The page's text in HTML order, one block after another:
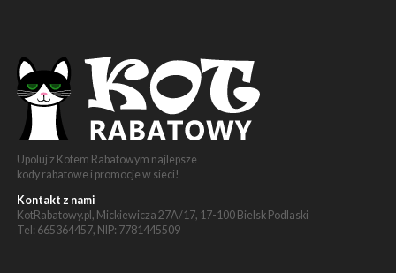
Upoluj z Kotem Rabatowym najlepsze
kody rabatowe i promocje w sieci!
Kontakt z nami
KotRabatowy.pl, Mickiewicza 27A/17, 17-100 Bielsk Podlaski
Tel: 665364457, NIP: 7781445509